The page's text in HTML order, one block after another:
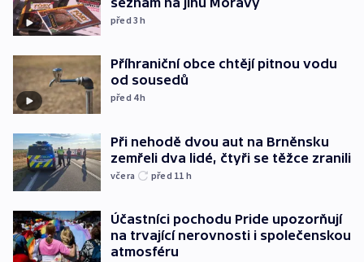
před 3h
Příhraniční obce chtějí pitnou vodu
od sousedů
před 4h
Při nehodě dvou aut na Brněnsku
zemřeli dva lidé, čtyři se těžce zranili
včera před 11 h
Účastníci pochodu Pride upozorňují
na trvající nerovnosti i společenskou
atmosféru